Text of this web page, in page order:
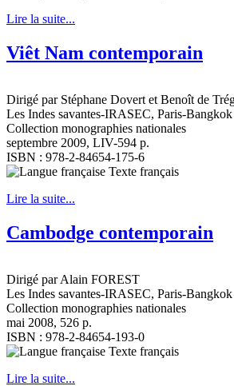
Lire la suite...
Viêt Nam contemporain
Dirigé par Stéphane Dovert et Benoît de
Les Indes savantes-IRASEC, Paris-Bangkok
Collection monographies nationales
septembre 2009, LIV-594 p.
ISBN : 978-2-84654-175-6
Texte français
Lire la suite...
Cambodge contemporain
Dirigé par Alain FOREST
Les Indes savantes-IRASEC, Paris-Bangkok
Collection monographies nationales
mai 2008, 526 p.
ISBN : 978-2-84654-193-0
Texte français
Lire la suite...